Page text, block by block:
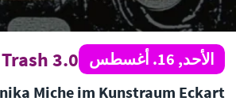
الأحد, 16. أغسطس 3.0“
Miche im Kunstraum Eckart